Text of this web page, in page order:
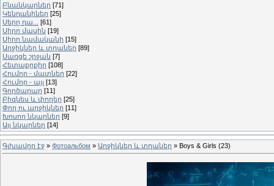
Բնանկարներ [71]
Կենդանիներ [25]
Սերը դա...
[61]
Սիրո մասին [19]
Սիրո նամականի [15]
Աղջիկներ և տղաներ [89]
Սառցե շրջան [7]
Հետաքրքիր [108]
Հումոր - մատներ [22]
Հումոր - այլ [13]
Գործարար [11]
Բիզնես և փողեր [25]
Փող ու աղջիկներ [11]
Խոսող նկարներ [9]
Այլ նկարներ [14]
Գլխավոր էջ » Фотоальбом » Աղջիկներ և տղաներ » Boys & Girls (23)